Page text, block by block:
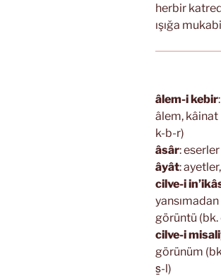
herbir
ışığa
âlem-i kebir
âlem, kâinat
k-b-r)
âsâr: eserler
âyât:
cilve-i
görüntü (bk.
cilve-i
görünüm
s̱-l)